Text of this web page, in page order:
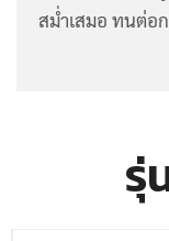
สม่ำเสมอ ทนต่อ
รุ่